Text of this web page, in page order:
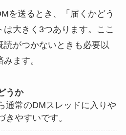
を送るとき、「届くかどう
大きく3つあります。ここ
読がつかないときも必要以
ます。
うか
通常のDMスレッドに入りや
きやすいです。